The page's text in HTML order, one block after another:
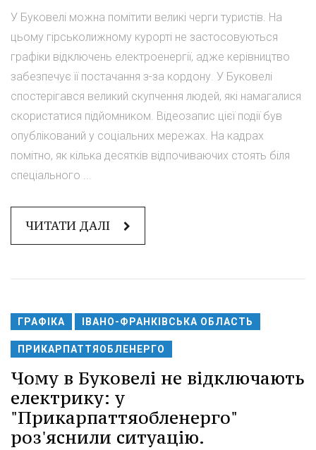
У Буковелі можна помітити великі черги туристів. На
цьому гірськолижному курорті не застосовуються
графіки відключень електроенергії, адже керівництво
забезпечує її постачання з-за кордону. У Буковелі
спостерігався великий скупчення людей, які намагалися
скористатися підйомником. Відеозапис цієї події був
опублікований у соціальних мережах. На кадрах
помітно, як кілька десятків відпочиваючих стоять біля
спеціального ...
ЧИТАТИ ДАЛІ
ГРАФІКА ІВАНО-ФРАНКІВСЬКА ОБЛАСТЬ
ПРИКАРПАТТЯОБЛЕНЕРГО
Чому в Буковелі не відключають
електрику: у
"Прикарпаттяобленерго"
роз'яснили ситуацію.